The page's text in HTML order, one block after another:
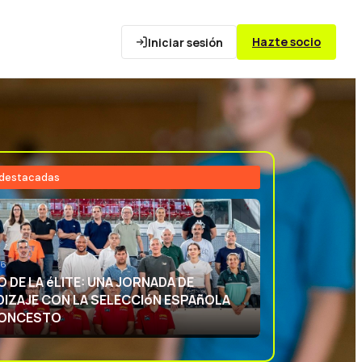
Iniciar sesión Hazte socio
DEPORTIVA: APRENDIENDO CON
ESPAñOLA DE BALONCESTO